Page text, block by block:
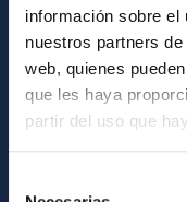
información sobre el
nuestros partners
web, quienes
que les haya
partir del uso que
Contact
How to get to the
List of personnel